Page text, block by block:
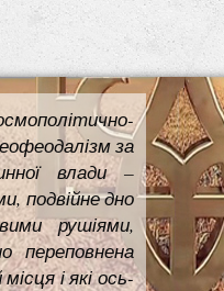
за
влади –
подвійне дно
рушіями,
переповнена
і які ось-